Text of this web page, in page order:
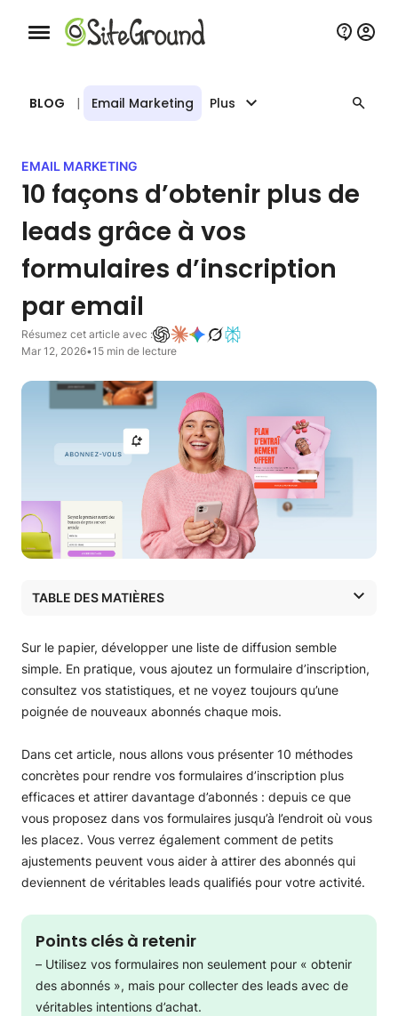
Bouton de navigation mobile
BLOG | Email Marketing Plus
EMAIL MARKETING
10 façons d’obtenir plus de
leads grâce à vos
formulaires d’inscription
par email
Résumez cet article avec :
Mar 12, 2026•15 min de lecture
TABLE DES MATIÈRES
Utilisez des offres plus ciblées dans vos formulaires pour
obtenir des leads plus qualifiés
Capturez les prospects qui étaient prêts à acheter, mais
qui n’ont pas pu le faire
Créez votre liste de diffusion grâce à des webinaires, des
Posez les bonnes questions et votre liste se segmente
d’elle-même
Quelques points à garder à l’esprit
Consentement et confidentialité : une petite note
Capturez des leads au-delà de votre site web
Comment savoir si vos formulaires fonctionnent
Si vous êtes une petite entreprise et que vous vous
par ces 3 formulaires
Génération de leads par email : questions fréquentes
Sur le papier, développer une liste de diffusion semble
simple. En pratique, vous ajoutez un formulaire d’inscription,
consultez vos statistiques, et ne voyez toujours qu’une
poignée de nouveaux abonnés chaque mois.
Dans cet article, nous allons vous présenter 10 méthodes
concrètes pour rendre vos formulaires d’inscription plus
efficaces et attirer davantage d’abonnés : depuis ce que
vous proposez dans vos formulaires jusqu’à l’endroit où vous
les placez. Vous verrez également comment de petits
ajustements peuvent vous aider à attirer des abonnés qui
deviennent de véritables leads qualifiés pour votre activité.
Points clés à retenir
– Utilisez vos formulaires non seulement pour « obtenir
des abonnés », mais pour collecter des leads avec de
véritables intentions d’achat.